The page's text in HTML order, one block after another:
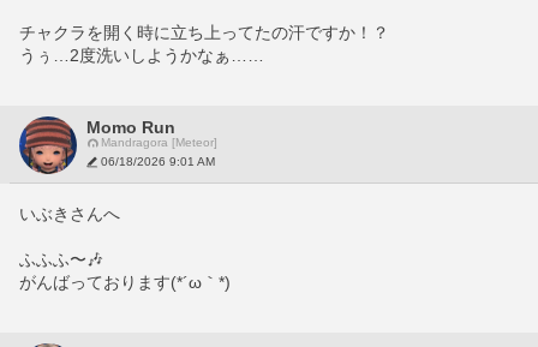
チャクラを開く時に立ち上ってたの汗ですか！？
うぅ…2度洗いしようかなぁ……
Momo Run
Mandragora [Meteor]
06/18/2026 9:01 AM
いぶきさんへ
ふふふ〜🎶
がんばっております(*´ω｀*)